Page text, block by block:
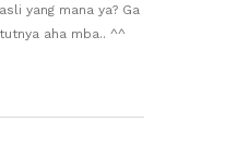
yang mana ya? Ga
aha mba.. ^^